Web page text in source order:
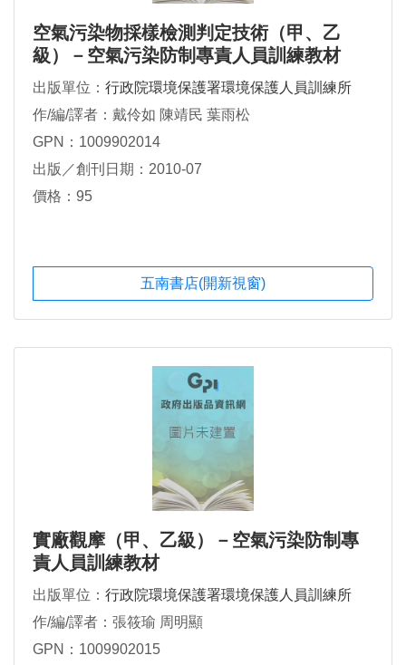
空氣污染物採樣檢測判定技術（甲、乙
級）－空氣污染防制專責人員訓練教材
出版單位： 行政院環境保護署環境保護人員訓練所
作/編/譯者：戴伶如 陳靖民 葉雨松
GPN：1009902014
出版／創刊日期：2010-07
價格：95
五南書店(開新視窗)
實廠觀摩（甲、乙級）－空氣污染防制專
責人員訓練教材
出版單位： 行政院環境保護署環境保護人員訓練所
作/編/譯者：張筱瑜 周明顯
GPN：1009902015